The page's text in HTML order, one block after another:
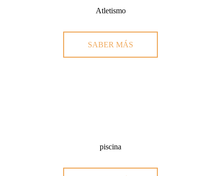
Atletismo
SABER MÁS
piscina